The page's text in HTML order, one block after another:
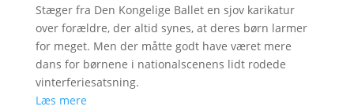
Stæger fra Den Kongelige Ballet en sjov karikatur
over forældre, der altid synes, at deres børn larmer
for meget. Men der måtte godt have været mere
dans for børnene i nationalscenens lidt rodede
vinterferiesatsning.
Læs mere